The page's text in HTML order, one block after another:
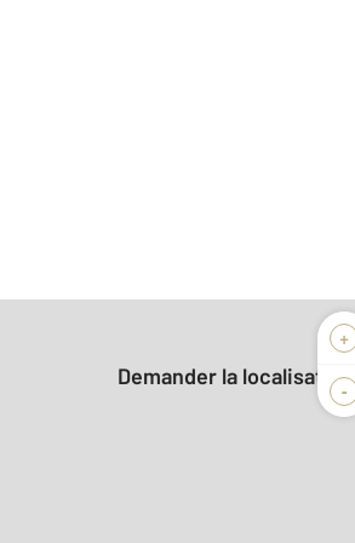
+
-
Demander la localisation